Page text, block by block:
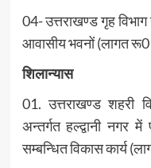
04- उत्तराखण्ड गृह
आवासीय भवनों (लागत
शिलान्यास
01. उत्तराखण्ड शहरी
अन्तर्गत हल्द्वानी नगर
सम्बन्धित विकास कार्य